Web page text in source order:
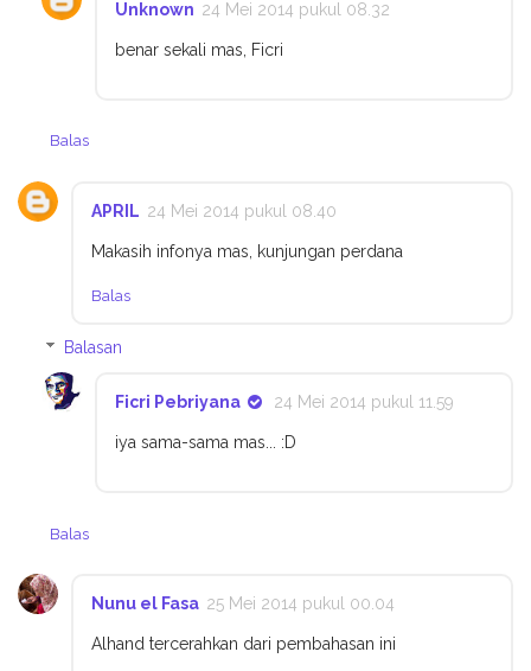
Unknown 24 Mei 2014 pukul 08.32
benar sekali mas, Ficri
Balas
APRIL 24 Mei 2014 pukul 08.40
Makasih infonya mas, kunjungan perdana
Balas
Balasan
Ficri Pebriyana 24 Mei 2014 pukul 11.59
iya sama-sama mas... :D
Balas
Nunu el Fasa 25 Mei 2014 pukul 00.04
Alhand tercerahkan dari pembahasan ini